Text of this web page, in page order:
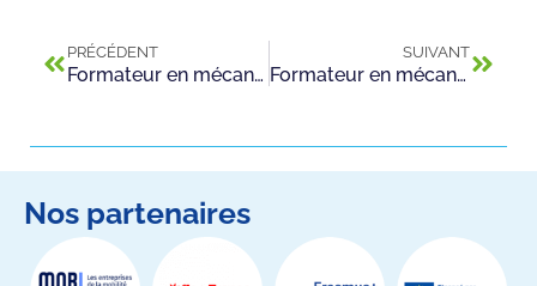
PRÉCÉDENT
Formateur en mécanique véhicules particuliers (H/F) – Guyancourt (78)
SUIVANT
Formateur en mécanique véhicules particuliers (H/F) – Saint Maurice (94)
Nos partenaires